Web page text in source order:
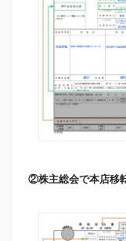
②株主総会で本店移